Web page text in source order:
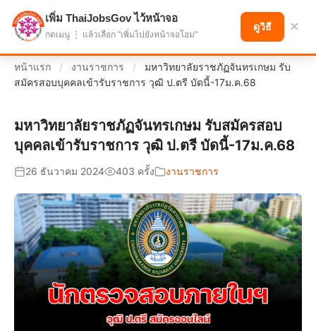
แบ่งปันโอกาส เพื่ออนาคตที่ก้าวหน้า
หน้าแรก / งานราชการ /
มหาวิทยาลัยราชภัฏจันทรเกษม รับ
สมัครสอบบุคคลเข้ารับราชการ วุฒิ ป.ตรี บัดนี้-17ม.ค.68
มหาวิทยาลัยราชภัฏจันทรเกษม รับสมัครสอบ
บุคคลเข้ารับราชการ วุฒิ ป.ตรี บัดนี้-17ม.ค.68
26 ธันวาคม 2024 403 ครั้ง งานราชการ
เพิ่ม ThaiJobsGov ไว้หน้าจอ
กดเมนู ⋮ แล้วเลือก "เพิ่มไปยังหน้าจอโฮม"
ดูวิธี ×